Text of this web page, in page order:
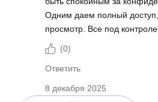
Одним даем полный
просмотр. Все под
(0)
Ответить
8 декабря 2025